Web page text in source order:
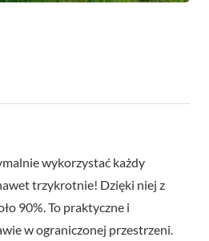
wykorzystać każdy
trzykrotnie! Dzięki niej z
90%. To praktyczne i
w ograniczonej przestrzeni.